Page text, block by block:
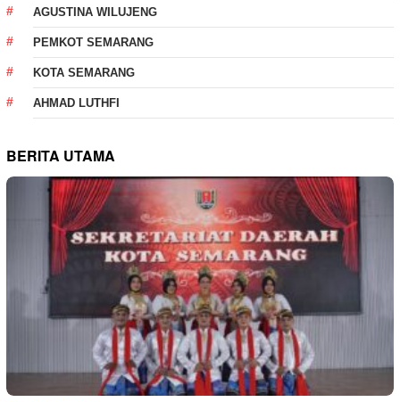
AGUSTINA WILUJENG
PEMKOT SEMARANG
KOTA SEMARANG
AHMAD LUTHFI
BERITA UTAMA